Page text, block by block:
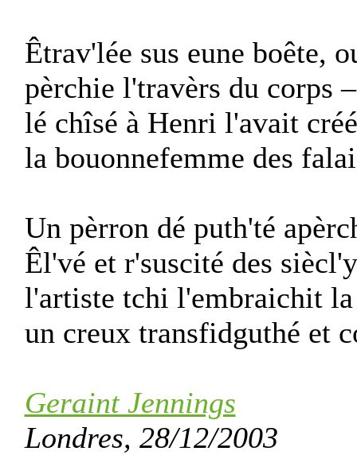
Êtrav'lée sus eune boête,
pèrchie l'travèrs du corps
lé chîsé à Henri l'avait
la bouonnefemme des
Un pèrron dé puth'té
Êl'vé et r'suscité des
l'artiste tchi l'embraichit
un creux transfidguthé et
Geraint Jennings
Londres, 28/12/2003